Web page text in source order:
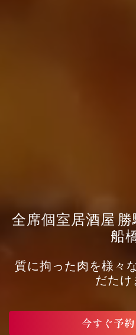
全席個室居酒屋
船
質に拘った肉を様々
だたけ
今すぐ予約